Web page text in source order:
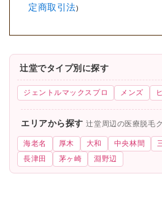
定商取引法)
辻堂でタイプ別に探す
ジェントルマックスプロ メンズ
エリアから探す辻堂周辺の医療脱毛
海老名 厚木 大和 中央林間
長津田
茅ヶ崎 淵野辺